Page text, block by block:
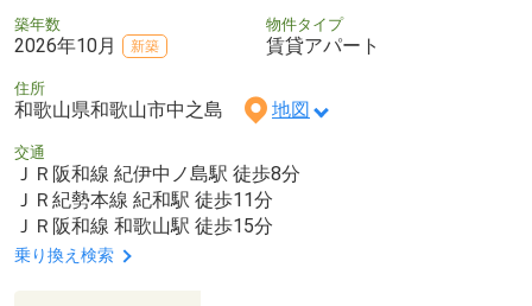
築年数
2026年10月 新築
物件タイプ
賃貸アパート
住所
和歌山県和歌山市中之島 地図
交通
ＪＲ阪和線 紀伊中ノ島駅 徒歩8分
ＪＲ紀勢本線 紀和駅 徒歩11分
ＪＲ阪和線 和歌山駅 徒歩15分
乗り換え検索